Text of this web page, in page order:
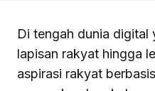
Di tengah dunia digital
lapisan rakyat hingga
aspirasi rakyat